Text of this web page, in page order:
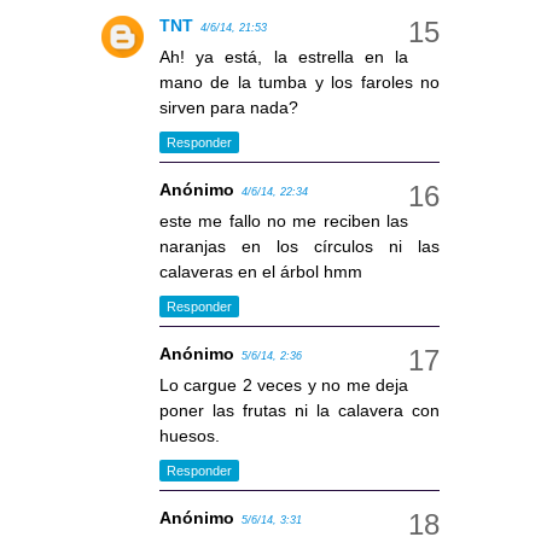
TNT 4/6/14, 21:53
Ah! ya está, la estrella en la
mano de la tumba y los faroles no
sirven para nada?
Responder
Anónimo 4/6/14, 22:34
este me fallo no me reciben las
naranjas en los círculos ni las
calaveras en el árbol hmm
Responder
Anónimo 5/6/14, 2:36
Lo cargue 2 veces y no me deja
poner las frutas ni la calavera con
huesos.
Responder
Anónimo 5/6/14, 3:31